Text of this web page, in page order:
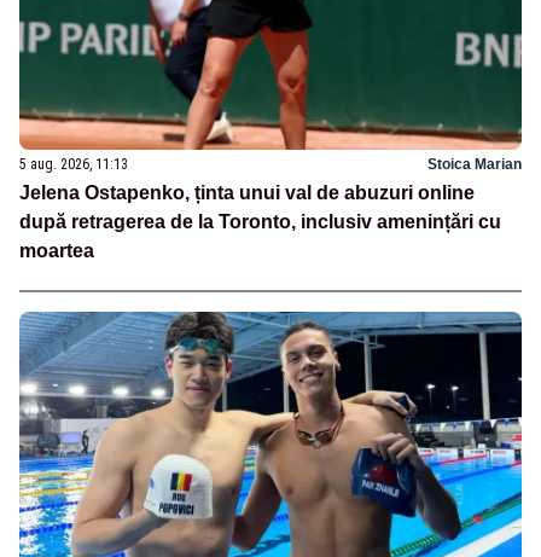
5 aug. 2026, 11:13 Stoica Marian
Jelena Ostapenko, ținta unui val de abuzuri online
după retragerea de la Toronto, inclusiv amenințări cu
moartea